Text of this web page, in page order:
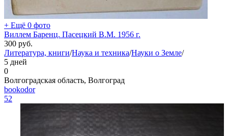
+ Ещё 0 фото
Виллем Баренц. Пасецкий В.М. 1956 г.
300 руб.
Литература, книги/Наука и техника/Науки о Земле/
5 дней
0
Волгоградская область, Волгоград
bookodor
52